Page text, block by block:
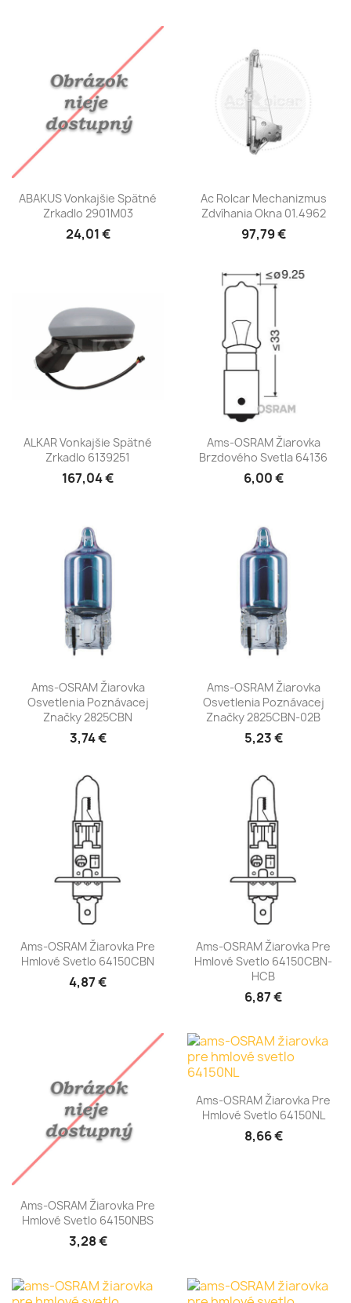
ABAKUS Vonkajšie Spätné
Zrkadlo 2901M03
24,01 €
Ac Rolcar Mechanizmus
Zdvíhania Okna 01.4962
97,79 €
ALKAR Vonkajšie Spätné
Zrkadlo 6139251
167,04 €
Ams-OSRAM Žiarovka
Brzdového Svetla 64136
6,00 €
Ams-OSRAM Žiarovka
Osvetlenia Poznávacej
Značky 2825CBN
3,74 €
Ams-OSRAM Žiarovka
Osvetlenia Poznávacej
Značky 2825CBN-02B
5,23 €
Ams-OSRAM Žiarovka Pre
Hmlové Svetlo 64150CBN
4,87 €
Ams-OSRAM Žiarovka Pre
Hmlové Svetlo 64150CBN-
HCB
6,87 €
Ams-OSRAM Žiarovka Pre
Hmlové Svetlo 64150NBS
3,28 €
Ams-OSRAM Žiarovka Pre
Hmlové Svetlo 64150NL
8,66 €